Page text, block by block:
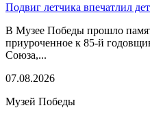
Подвиг летчика впечатлил
В Музее Победы прошло
приуроченное к 85-й
Союза,...
07.08.2026
Музей Победы